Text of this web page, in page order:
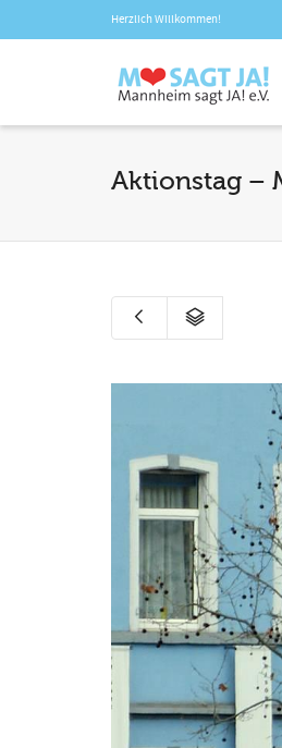
Herzlich Willkommen!
Aktionstag –